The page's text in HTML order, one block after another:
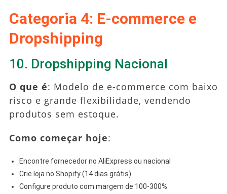
Categoria 4: E-commerce e
Dropshipping
10. Dropshipping Nacional
O que é: Modelo de e-commerce com baixo
risco e grande flexibilidade, vendendo
produtos sem estoque.
Como começar hoje:
Encontre fornecedor no AliExpress ou nacional
Crie loja no Shopify (14 dias grátis)
Configure produto com margem de 100-300%